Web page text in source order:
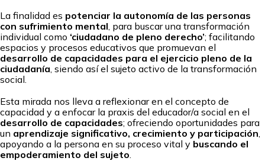
La finalidad es potenciar la autonomía de las personas
con sufrimiento mental , para buscar una transformación
individual como ‘ciudadano de pleno derecho’; facilitando
espacios y procesos educativos que promuevan el
desarrollo de capacidades para el ejercicio pleno de la
ciudadanía , siendo así el sujeto activo de la transformación
social.
Esta mirada nos lleva a reflexionar en el concepto de
capacidad y a enfocar la praxis del educador/a social en el
desarrollo de capacidades; ofreciendo oportunidades para
un aprendizaje significativo, crecimiento y participación
apoyando a la persona en su proceso vital y buscando el
empoderamiento del sujeto